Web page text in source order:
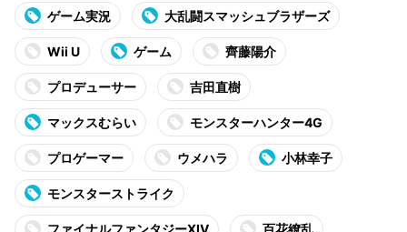
ゲーム実況 大乱闘スマッシュブラザーズ
Wii U ゲーム 齊藤陽介
プロデューサー 吉田直樹
マックスむらい モンスターハンター4G
プロゲーマー ウメハラ 小林幸子
モンスターストライク
ファイナルファンタジーXIV 百花繚乱